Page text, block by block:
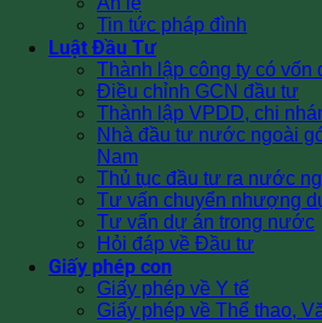
Tin tức pháp đình
Luật Đầu Tư
Thành lập công ty có
Điều chỉnh GCN đầu tư
Thành lập VPDD, chi
Nhà đầu tư nước ngoài
Nam
Thủ tục đầu tư ra nước
Tư vấn chuyển nhượng
Tư vấn dự án trong nước
Hỏi đáp về Đầu tư
Giấy phép con
Giấy phép về Y tế
Giấy phép về Thể thao,